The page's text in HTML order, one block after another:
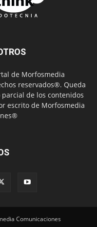
de Morfosmedia
reservados®. Queda
de los contenidos
escrito de Morfosmedia
Comunicaciones